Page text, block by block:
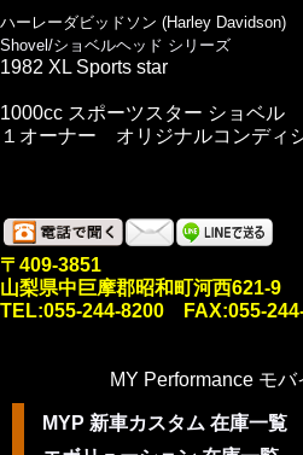
ハーレーダビッドソン (Harley Davidson)
Shovel/ショベルヘッド シリーズ
1982 XL Sports star
1000cc スポーツスター ショベル
１オーナー オリジナルコンディ
〒409-3851
山梨県中巨摩郡昭和町河西621-9
TEL:055-244-8200 FAX:055-
MY Performance モ
MYP 新車カスタム 在庫一覧